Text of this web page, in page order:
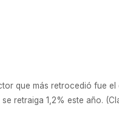
que más retrocedió fue el
retraiga 1,2% este año.